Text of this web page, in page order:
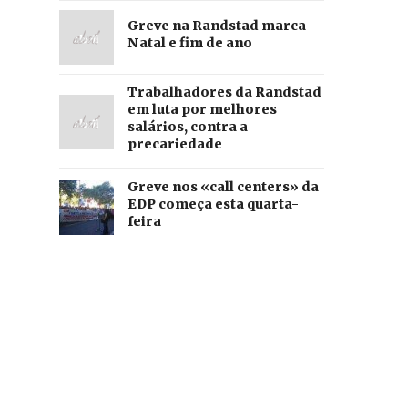
Greve na Randstad marca
Natal e fim de ano
Trabalhadores da Randstad
em luta por melhores
salários, contra a
precariedade
Greve nos «call centers» da
EDP começa esta quarta-
feira